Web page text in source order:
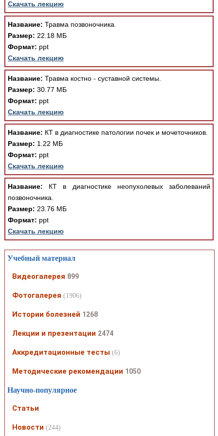
Скачать лекцию
Название: Травма позвоночника.
Размер: 22.18 МБ
Формат: ppt
Скачать лекцию
Название: Травма костно - суставной системы.
Размер: 30.77 МБ
Формат: ppt
Скачать лекцию
Название: КТ в диагностике патологии почек и мочеточников.
Размер: 1.22 МБ
Формат: ppt
Скачать лекцию
Название: КТ в диагностике неопухолевых заболеваний
позвоночника.
Размер: 23.76 МБ
Формат: ppt
Скачать лекцию
Учебный материал
Видеогалерея 899
Фотогалерея (1906)
Истории болезней 1268
Лекции и презентации 2474
Аккредитационные тесты (6)
Методические рекомендации 1050
Научно-популярное
Статьи
Новости (244)